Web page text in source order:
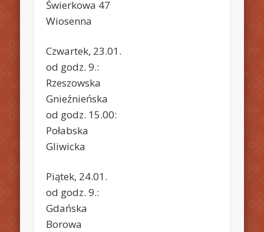
Świerkowa 47
Wiosenna
Czwartek, 23.01.
od godz. 9.:
Rzeszowska
Gnieźnieńska
od godz. 15.00:
Połabska
Gliwicka
Piątek, 24.01.
od godz. 9.:
Gdańska
Borowa